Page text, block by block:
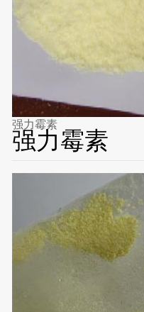
强力霉素
强力霉素